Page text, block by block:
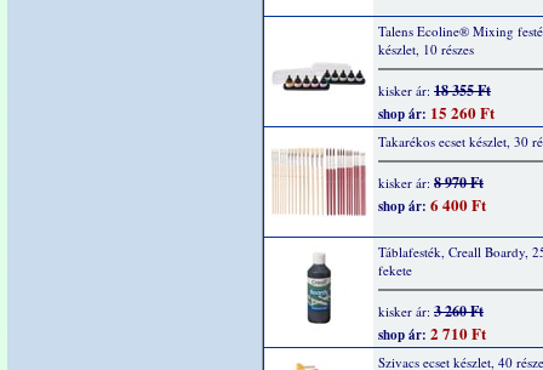
Talens Ecoline® Mixing
készlet, 10 részes
kisker ár: 18 355 Ft
shop ár: 15 260 Ft
Takarékos ecset készlet, 30
kisker ár: 8 970 Ft
shop ár: 6 400 Ft
Táblafesték, Creall Boardy,
fekete
kisker ár: 3 260 Ft
shop ár: 2 710 Ft
Szivacs ecset készlet, 40